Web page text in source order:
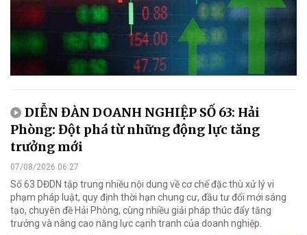
DIỄN ĐÀN DOANH NGHIỆP SỐ 63: Hải
Phòng: Đột phá từ những động lực tăng
trưởng mới
07/08/2026 06:27
Số 63 DĐDN tập trung nhiều nội dung về cơ chế đặc thù xử lý vi
phạm pháp luật, quy định thời hạn chung cư, đầu tư đổi mới sáng
tạo, chuyên đề Hải Phòng, cùng nhiều giải pháp thúc đẩy tăng
trưởng và nâng cao năng lực cạnh tranh của doanh nghiệp.